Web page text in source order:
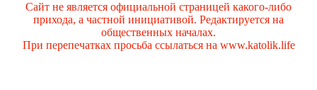
Сайт не является официальной страницей какого-либо
прихода, а частной инициативой. Редактируется на
общественных началах.
При перепечатках просьба ссылаться на www.katolik.life